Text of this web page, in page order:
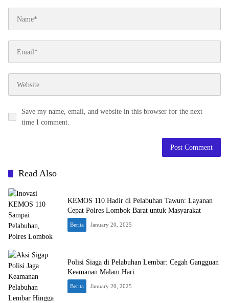
Save my name, email, and website in this browser for the next
time I comment.
Read Also
KEMOS 110 Hadir di Pelabuhan Tawun: Layanan
Cepat Polres Lombok Barat untuk Masyarakat
Berita January 20, 2025
Polisi Siaga di Pelabuhan Lembar: Cegah Gangguan
Keamanan Malam Hari
Berita January 20, 2025